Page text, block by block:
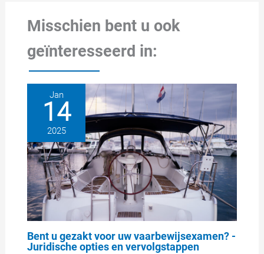
Misschien bent u ook
geïnteresseerd in:
Jan
14
2025
Bent u gezakt voor uw vaarbewijsexamen? -
Juridische opties en vervolgstappen